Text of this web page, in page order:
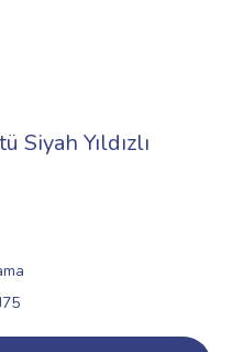
Siyah Yıldızlı